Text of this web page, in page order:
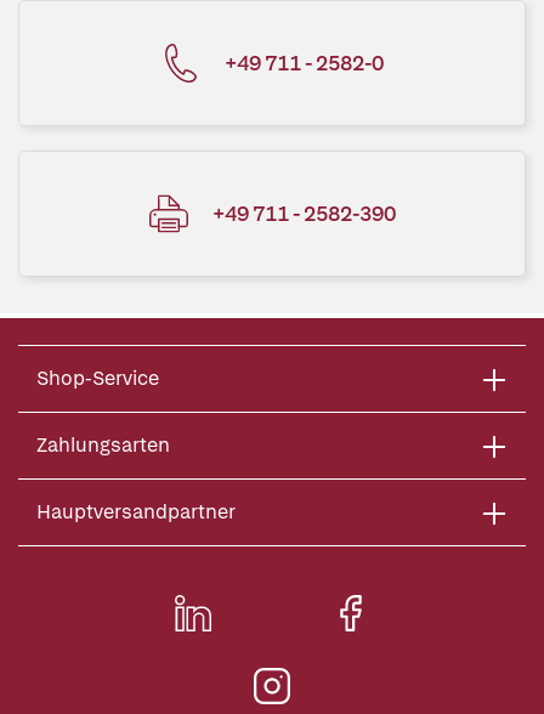
+49 711 - 2582-0
+49 711 - 2582-390
Shop-Service
Zahlungsarten
Hauptversandpartner